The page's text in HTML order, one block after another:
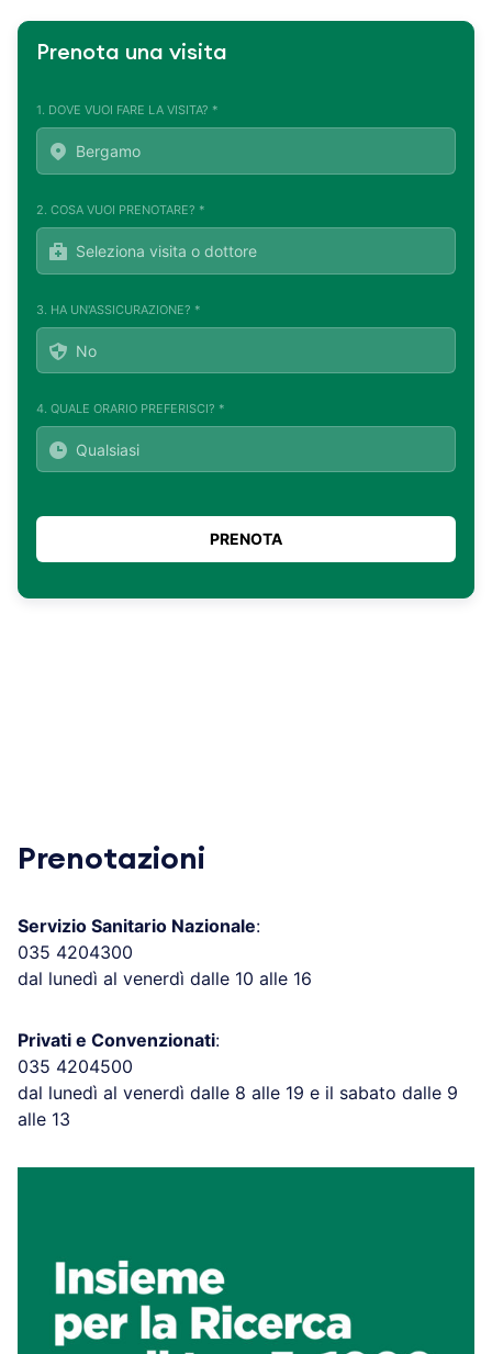
Prenota una visita
1. DOVE VUOI FARE LA VISITA? *
2. COSA VUOI PRENOTARE? *
3. HA UN'ASSICURAZIONE? *
4. QUALE ORARIO PREFERISCI? *
Prenotazioni
Servizio Sanitario Nazionale:
035 4204300
dal lunedì al venerdì dalle 10 alle 16
Privati e Convenzionati:
035 4204500
dal lunedì al venerdì dalle 8 alle 19 e il sabato dalle 9
alle 13